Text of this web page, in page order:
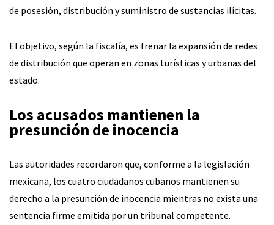
de posesión, distribución y suministro de sustancias ilícitas.
El objetivo, según la fiscalía, es frenar la expansión de redes
de distribución que operan en zonas turísticas y urbanas del
estado.
Los acusados mantienen la
presunción de inocencia
Las autoridades recordaron que, conforme a la legislación
mexicana, los cuatro ciudadanos cubanos mantienen su
derecho a la presunción de inocencia mientras no exista una
sentencia firme emitida por un tribunal competente.